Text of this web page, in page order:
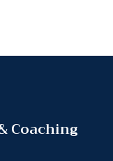
Coaching